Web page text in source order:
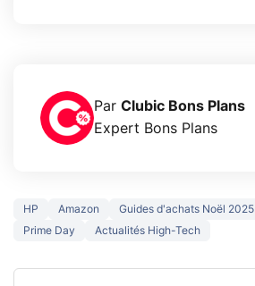
Par Clubic Bons Plans
Expert Bons Plans
HP Amazon Guides d'achats Noël 2025
Prime Day
Actualités High-Tech